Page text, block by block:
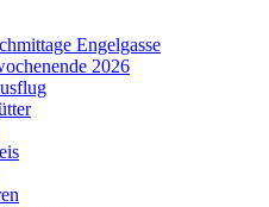
Engelgasse
2026